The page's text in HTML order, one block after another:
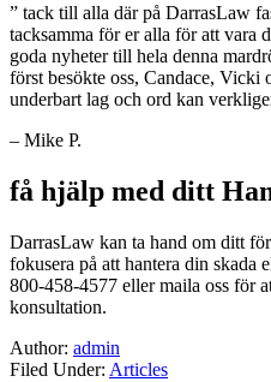
” tack till alla där på DarrasLaw
tacksamma för er alla för att vara
goda nyheter till hela denna
först besökte oss, Candace, Vicki
underbart lag och ord kan
– Mike P.
få hjälp med ditt
DarrasLaw kan ta hand om ditt
fokusera på att hantera din skada
800-458-4577 eller maila oss för
konsultation.
Author: admin
Filed Under: Articles